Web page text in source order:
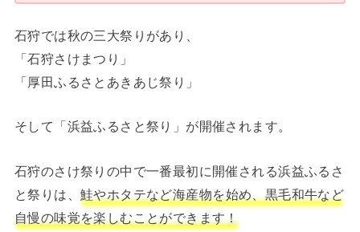
石狩では秋の三大祭りがあり、
「石狩さけまつり」
「厚田ふるさとあきあじ祭り」
そして「浜益ふるさと祭り」が開催されます。
石狩のさけ祭りの中で一番最初に開催される浜益ふるさ
と祭りは、 鮭やホタテなど海産物を始め、黒毛和牛など
自慢の味覚を楽しむことができます！